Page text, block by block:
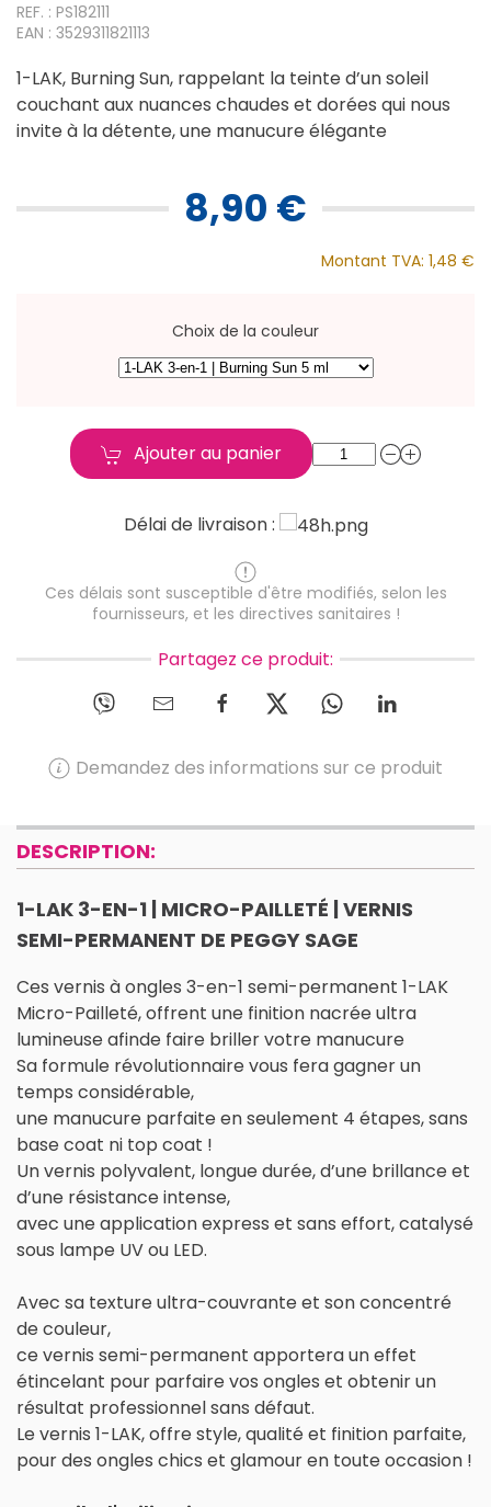
REF. : PS182111
EAN : 3529311821113
1-LAK, Burning Sun, rappelant la teinte d’un soleil
couchant aux nuances chaudes et dorées qui nous
invite à la détente, une manucure élégante
8,90 €
Montant TVA: 1,48 €
Choix de la couleur
Ajouter au panier
Délai de livraison :
Ces délais sont susceptible d'être modifiés, selon les
fournisseurs, et les directives sanitaires !
Partagez ce produit:
Demandez des informations sur ce produit
DESCRIPTION:
1-LAK 3-EN-1 | MICRO-PAILLETÉ | VERNIS
SEMI-PERMANENT DE PEGGY SAGE
Ces vernis à ongles 3-en-1 semi-permanent 1-LAK
Micro-Pailleté, offrent une finition nacrée ultra
lumineuse afinde faire briller votre manucure
Sa formule révolutionnaire vous fera gagner un
temps considérable,
une manucure parfaite en seulement 4 étapes, sans
base coat ni top coat !
Un vernis polyvalent, longue durée, d’une brillance et
d’une résistance intense,
avec une application express et sans effort, catalysé
sous lampe UV ou LED.
Avec sa texture ultra-couvrante et son concentré
de couleur,
ce vernis semi-permanent apportera un effet
étincelant pour parfaire vos ongles et obtenir un
résultat professionnel sans défaut.
Le vernis 1-LAK, offre style, qualité et finition parfaite,
pour des ongles chics et glamour en toute occasion !